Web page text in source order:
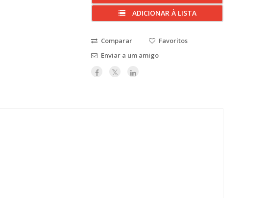
ADICIONAR À LISTA
Comparar
Favoritos
Enviar a um amigo